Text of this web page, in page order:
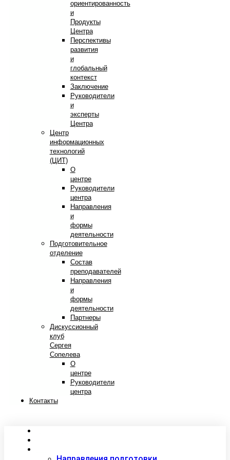
ориентированность
и
Продукты
Центра
Перспективы
развития
и
глобальный
контекст
Заключение
Руководители
и
эксперты
Центра
Центр
информационных
технологий
(ЦИТ)
О
центре
Руководители
центра
Направления
и
формы
деятельности
Подготовительное
отделение
Состав
преподавателей
Направления
и
формы
деятельности
Партнеры
Дискуссионный
клуб
Сергея
Сопелева
О
центре
Руководители
центра
Контакты